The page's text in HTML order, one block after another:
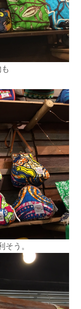
そう。